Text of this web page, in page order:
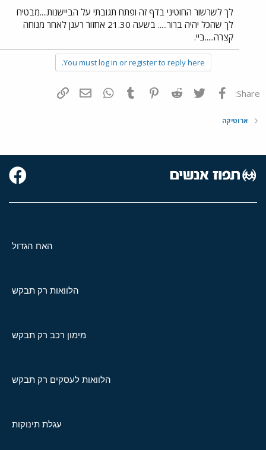
לך לשרשור החוטיני בדף זה ופתח תגובתי על הביישנות....מבטיח
לך שהכל יהיה ברור..... בשעה 21.30 אחזור רענן לאחר מנוחה
קצרה.....ביי.
You must log in or register to reply here.
Share: פייסבוק Twitter
Reddit
Pinterest
Tumblr
WhatsAppדואר אלקטרוני
ארוטיקה
האח הגדול
הלוואות רק תבקש
מימון רכב רק תבקש
הלוואות לעסקים רק תבקש
עגלת תינוקות